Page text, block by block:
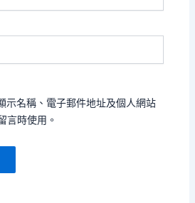
示名稱、電子郵件地址及個人網站
言時使用。